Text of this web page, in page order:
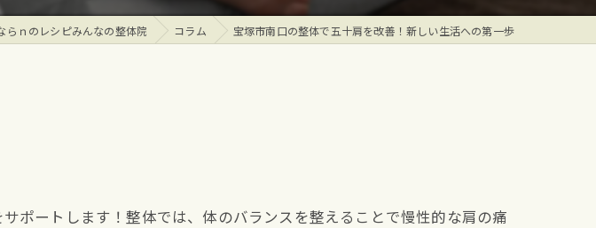
らｎのレシピみんなの整体院 コラム 宝塚市南口の整体で五十肩を改善！新しい生活への第一歩
ポートします！整体では、体のバランスを整えることで慢性的な肩の痛